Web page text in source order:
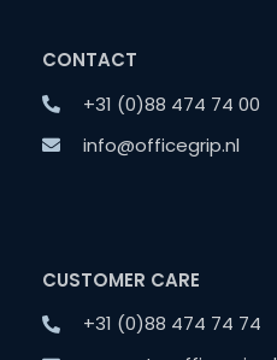
CONTACT
+31 (0)88 474 74 00
info@officegrip.nl
CUSTOMER CARE
+31 (0)88 474 74 74